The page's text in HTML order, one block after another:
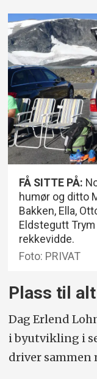
FÅ SITTE PÅ:
humør og ditto
Bakken, Ella,
Eldstegutt
rekkevidde.
Foto: PRIVAT
Plass til alt
Dag Erlend
i byutvikling i
driver sammen